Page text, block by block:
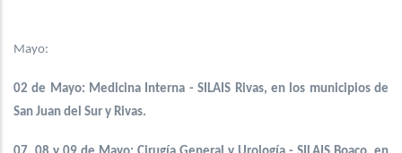
Mayo:
02 de Mayo: Medicina Interna - SILAIS Rivas, en los municipios de
San Juan del Sur y Rivas.